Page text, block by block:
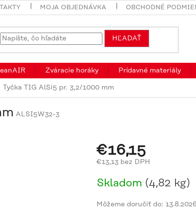
MOJA OBJEDNÁVKA OBCHODNÉ
HĽADAŤ
Zváracie horáky Prídavné materiály
Tyčka TIG AlSi5 pr. 3,2/1000 mm
ALSI5W32-3
€16,15
€13,13 bez DPH
cena:
Skladom (4,82 kg)
Môžeme doručiť do: 13.8.2026